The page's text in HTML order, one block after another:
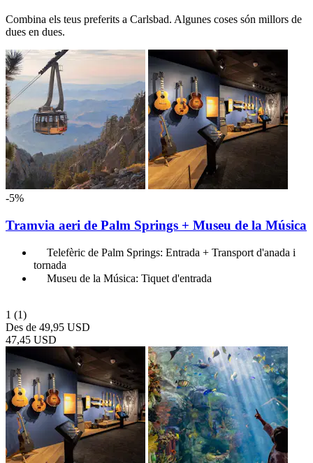
Combina els teus preferits a Carlsbad. Algunes coses són millors de
dues en dues.
-5%
Tramvia aeri de Palm Springs + Museu de la Música
Telefèric de Palm Springs: Entrada + Transport d'anada i
tornada
Museu de la Música: Tiquet d'entrada
1 (1)
Des de 49,95 USD
47,45 USD